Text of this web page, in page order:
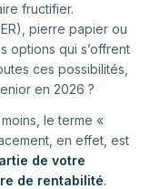
fructifier.
pierre papier ou
options qui s’offrent
ces possibilités,
en 2026 ?
le terme «
en effet, est
de votre
de rentabilité.